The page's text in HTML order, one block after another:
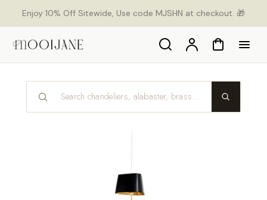
Enjoy 10% Off Sitewide, Use code MJSHN at checkout. 🎁
Search ComptePanier